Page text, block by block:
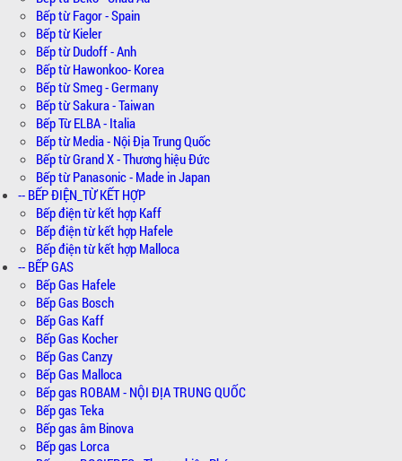
Bếp từ Fagor - Spain
Bếp từ Kieler
Bếp từ Dudoff - Anh
Bếp từ Hawonkoo- Korea
Bếp từ Smeg - Germany
Bếp từ Sakura - Taiwan
Bếp Từ ELBA - Italia
Bếp từ Media - Nội Địa Trung Quốc
Bếp từ Grand X - Thương hiệu Đức
Bếp từ Panasonic - Made in Japan
-- BẾP ĐIỆN_TỪ KẾT HỢP
Bếp điện từ kết hợp Kaff
Bếp điện từ kết hợp Hafele
Bếp điện từ kết hợp Malloca
-- BẾP GAS
Bếp Gas Hafele
Bếp Gas Bosch
Bếp Gas Kaff
Bếp Gas Kocher
Bếp Gas Canzy
Bếp Gas Malloca
Bếp gas ROBAM - NỘI ĐỊA TRUNG QUỐC
Bếp gas Teka
Bếp gas âm Binova
Bếp gas Lorca